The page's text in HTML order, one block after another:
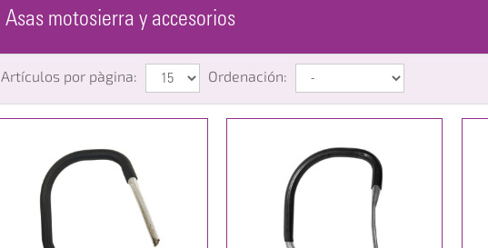
Asas motosierra y accesorios
Artículos por pàgina: Ordenación: